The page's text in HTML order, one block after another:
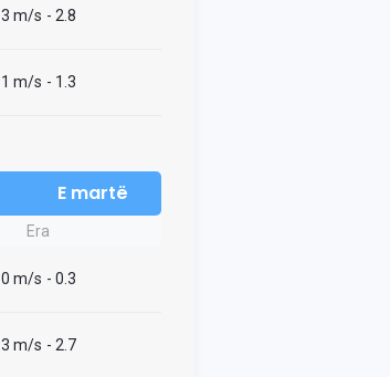
3 m/s - 2.8
1 m/s - 1.3
E martë
Era
0 m/s - 0.3
3 m/s - 2.7